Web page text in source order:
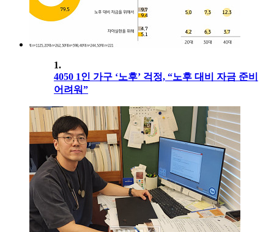
1.
4050 1인 가구 ‘노후’ 걱정, “노후 대비 자금 준비
어려워”